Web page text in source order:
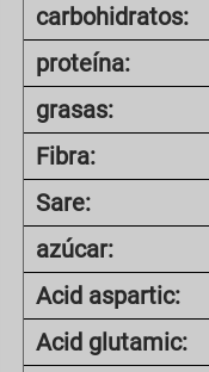
carbohidratos:
proteína:
grasas:
Fibra:
Sare:
azúcar:
Acid aspartic:
Acid glutamic: